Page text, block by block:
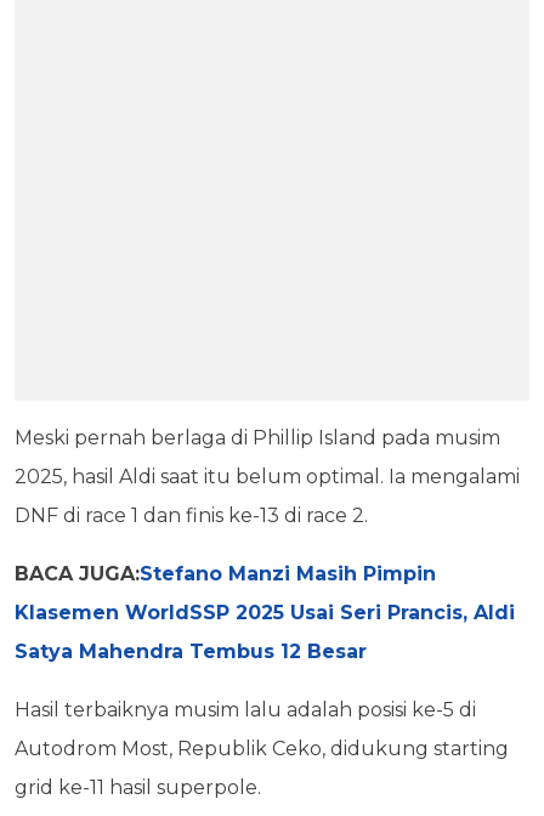
Meski pernah berlaga di Phillip Island pada musim
2025, hasil Aldi saat itu belum optimal. Ia mengalami
DNF di race 1 dan finis ke-13 di race 2.
BACA JUGA:Stefano Manzi Masih Pimpin
Klasemen WorldSSP 2025 Usai Seri Prancis, Aldi
Satya Mahendra Tembus 12 Besar
Hasil terbaiknya musim lalu adalah posisi ke-5 di
Autodrom Most, Republik Ceko, didukung starting
grid ke-11 hasil superpole.